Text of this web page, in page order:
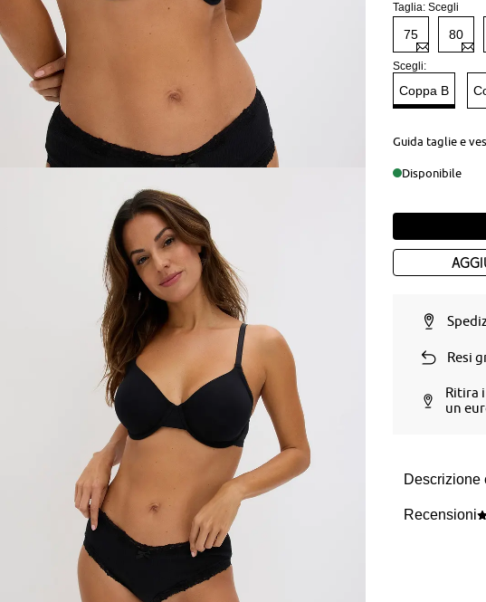
Taglia:Scegli
75 80
Scegli:
Coppa B
Guida taglie e
Disponibile
Resi
Ritira
un
Descrizione
Recensioni